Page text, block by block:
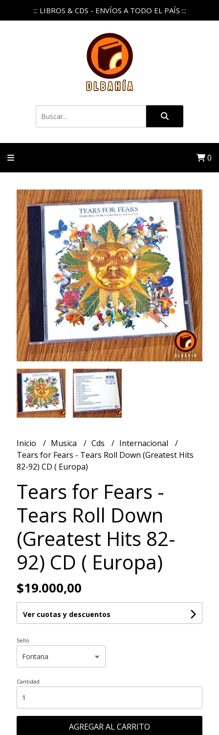
::: LIBROS & CDS - ENVÍOS A TODO EL PAÍS :::
0
Inicio Musica Cds
Internacional
Tears for Fears - Tears Roll Down (Greatest Hits
82-92) CD ( Europa)
Tears for Fears -
Tears Roll Down
(Greatest Hits 82-
92) CD ( Europa)
$19.000,00
Ver cuotas y descuentos
Sello
Cantidad
AGREGAR AL CARRITO